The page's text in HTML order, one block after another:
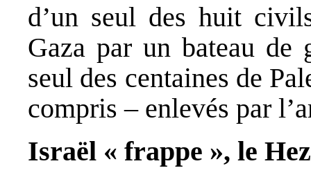
d’un seul des huit
Gaza par un bateau de
seul des centaines de
compris – enlevés par
Israël « frappe », le